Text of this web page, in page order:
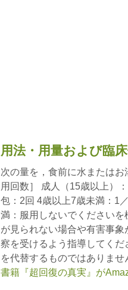
用法・用量および臨
次の量を，食前に水または
用回数］ 成人（15歳以上）
包：2回 4歳以上7歳未満：1
満：服用しないでください
が見られない場合や有害事
察を受けるよう指導してく
を代替するものではありませ
書籍『超回復の真実』が